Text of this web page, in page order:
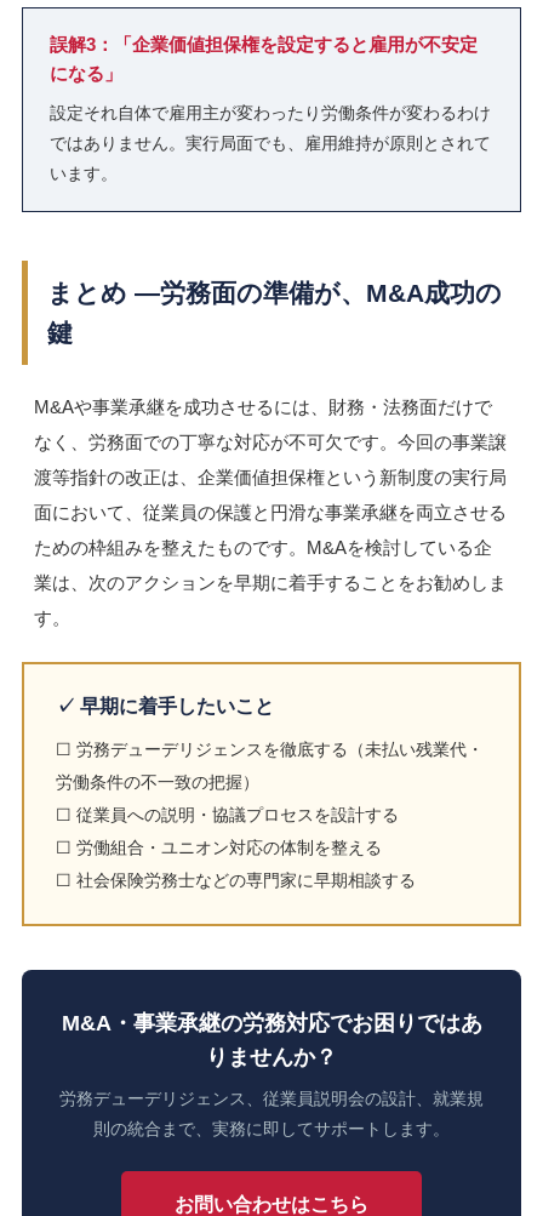
誤解3：「企業価値担保権を設定すると雇用が不安定
になる」
設定それ自体で雇用主が変わったり労働条件が変わるわけ
ではありません。実行局面でも、雇用維持が原則とされて
います。
まとめ ―労務面の準備が、M&A成功の
鍵
M&Aや事業承継を成功させるには、財務・法務面だけで
なく、労務面での丁寧な対応が不可欠です。今回の事業譲
渡等指針の改正は、企業価値担保権という新制度の実行局
面において、従業員の保護と円滑な事業承継を両立させる
ための枠組みを整えたものです。M&Aを検討している企
業は、次のアクションを早期に着手することをお勧めしま
す。
✓ 早期に着手したいこと
☐ 労務デューデリジェンスを徹底する（未払い残業代・
労働条件の不一致の把握）
☐ 従業員への説明・協議プロセスを設計する
☐ 労働組合・ユニオン対応の体制を整える
☐ 社会保険労務士などの専門家に早期相談する
M&A・事業承継の労務対応でお困りではあ
りませんか？
労務デューデリジェンス、従業員説明会の設計、就業規
則の統合まで、実務に即してサポートします。
お問い合わせはこちら